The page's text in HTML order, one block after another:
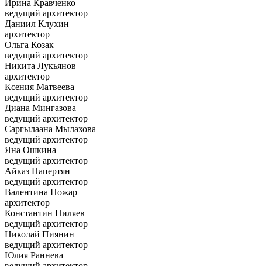
Ирина Кравченко
ведущий архитектор
Даниил Клухин
архитектор
Ольга Козак
ведущий архитектор
Никита Лукьянов
архитектор
Ксения Матвеева
ведущий архитектор
Диана Мингазова
ведущий архитектор
Саргылаана Мылахова
ведущий архитектор
Яна Ошкина
ведущий архитектор
Айказ Папертян
ведущий архитектор
Валентина Пожар
архитектор
Константин Пиляев
ведущий архитектор
Николай Пиянин
ведущий архитектор
Юлия Раннева